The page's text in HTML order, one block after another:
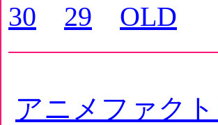
30
29 OLD
アニメファク